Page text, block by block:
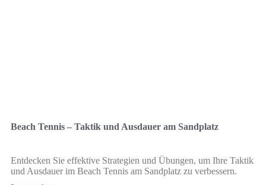
Beach Tennis – Taktik und Ausdauer am Sandplatz
Entdecken Sie effektive Strategien und Übungen, um Ihre Taktik
und Ausdauer im Beach Tennis am Sandplatz zu verbessern.